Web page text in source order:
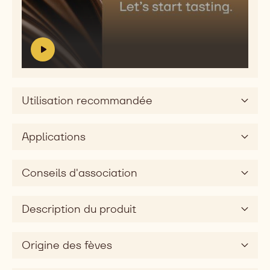
melting,
fatty,
mouthcoating
Saveurs
Primaires
gustative
V
i
o
S
e
o
y
p
o
l
i
Lire
la
vidéo:
Sensory
profile
video
Utilisation recommandée
Applications
Conseils d'association
Description du produit
Origine des fèves